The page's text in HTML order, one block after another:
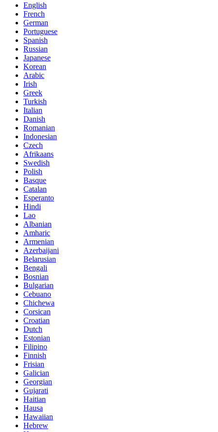
English
French
German
Portuguese
Spanish
Russian
Japanese
Korean
Arabic
Irish
Greek
Turkish
Italian
Danish
Romanian
Indonesian
Czech
Afrikaans
Swedish
Polish
Basque
Catalan
Esperanto
Hindi
Lao
Albanian
Amharic
Armenian
Azerbaijani
Belarusian
Bengali
Bosnian
Bulgarian
Cebuano
Chichewa
Corsican
Croatian
Dutch
Estonian
Filipino
Finnish
Frisian
Galician
Georgian
Gujarati
Haitian
Hausa
Hawaiian
Hebrew